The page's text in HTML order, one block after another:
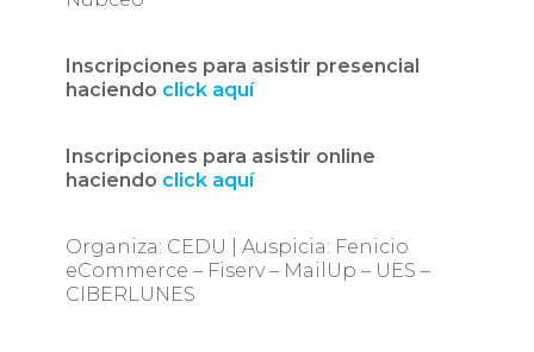
Inscripciones para asistir presencial
haciendo click aquí
Inscripciones para asistir online
haciendo click aquí
Organiza: CEDU | Auspicia: Fenicio
eCommerce – Fiserv – MailUp – UES –
CIBERLUNES